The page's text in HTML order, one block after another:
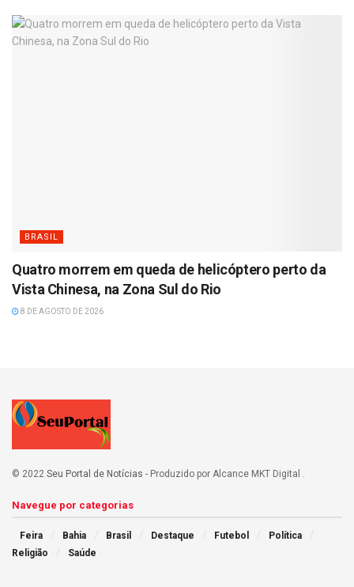
BRASIL
Quatro morrem em queda de helicóptero perto da
Vista Chinesa, na Zona Sul do Rio
8 DE AGOSTO DE 2026
© 2022 Seu Portal de Notícias - Produzido por Alcance MKT Digital
Navegue por categorias
Feira Bahia Brasil Destaque Futebol
Política
Religião
Saúde